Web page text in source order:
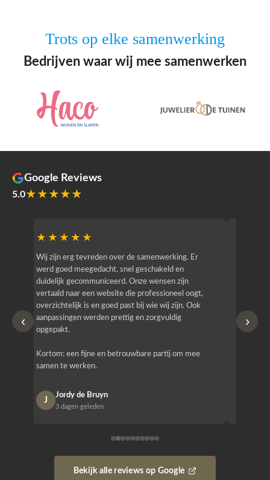
Trots op elke samenwerking
Bedrijven waar wij mee samenwerken
Google Reviews
5.0★★★★★
‹
★★★★★
Wij zijn erg tevreden over de samenwerking. Er
werd goed meegedacht, snel geschakeld en
duidelijk gecommuniceerd. Onze wensen zijn
vertaald naar een website die professioneel oogt,
overzichtelijk is en goed past bij wie wij zijn. Ook
aanpassingen werden prettig en zorgvuldig
opgepakt.
Kortom: een fijne en betrouwbare partij om mee
samen te werken.
J
Jordy de Bruyn
3 dagen geleden
›
Bekijk alle reviews op Google